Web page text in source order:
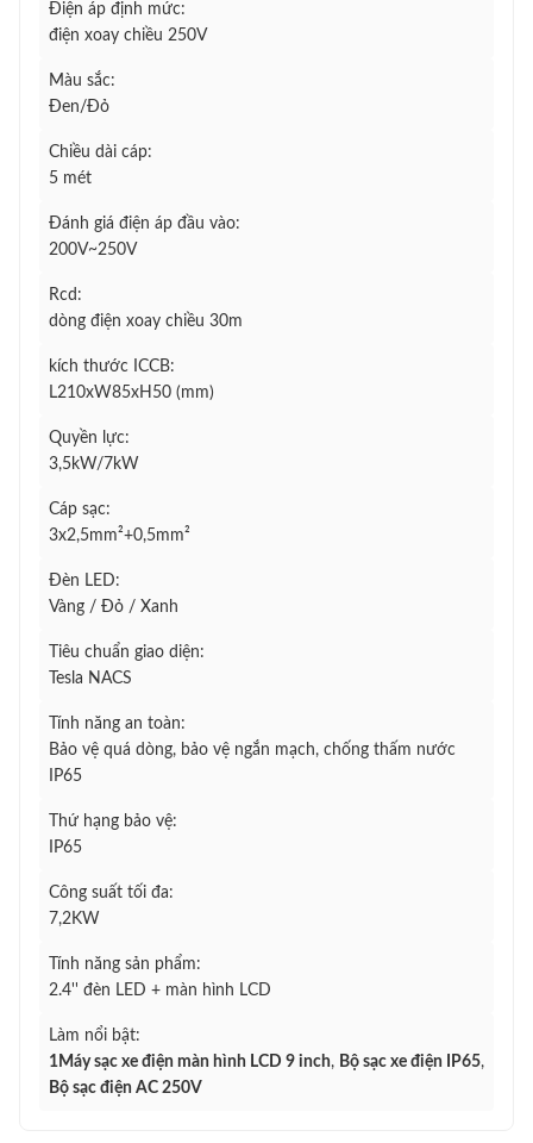
Điện áp định mức:
điện xoay chiều 250V
Màu sắc:
Đen/Đỏ
Chiều dài cáp:
5 mét
Đánh giá điện áp đầu vào:
200V~250V
Rcd:
dòng điện xoay chiều 30m
kích thước ICCB:
L210xW85xH50 (mm)
Quyền lực:
3,5kW/7kW
Cáp sạc:
3x2,5mm²+0,5mm²
Đèn LED:
Vàng / Đỏ / Xanh
Tiêu chuẩn giao diện:
Tesla NACS
Tính năng an toàn:
Bảo vệ quá dòng, bảo vệ ngắn mạch, chống thấm nước
IP65
Thứ hạng bảo vệ:
IP65
Công suất tối đa:
7,2KW
Tính năng sản phẩm:
2.4'' đèn LED + màn hình LCD
Làm nổi bật:
1Máy sạc xe điện màn hình LCD 9 inch, Bộ sạc xe điện IP65,
Bộ sạc điện AC 250V